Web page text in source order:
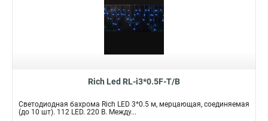
Rich Led RL-i3*0.5F-T/B
Светодиодная бахрома Rich LED 3*0.5 м, мерцающая, соединяемая
(до 10 шт). 112 LED. 220 В. Между...